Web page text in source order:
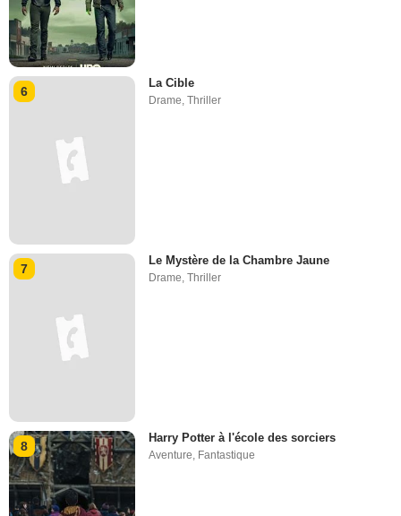
6
La Cible
Drame,Thriller
7
Le Mystère de la Chambre Jaune
Drame,Thriller
8
Harry Potter à l'école des sorciers
Aventure, Fantastique